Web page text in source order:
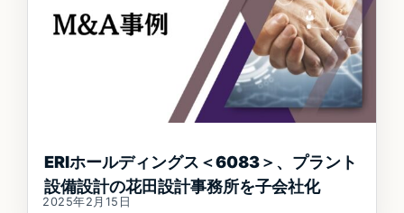
ERIホールディングス＜6083＞、プラント
設備設計の花田設計事務所を子会社化
2025年2月15日